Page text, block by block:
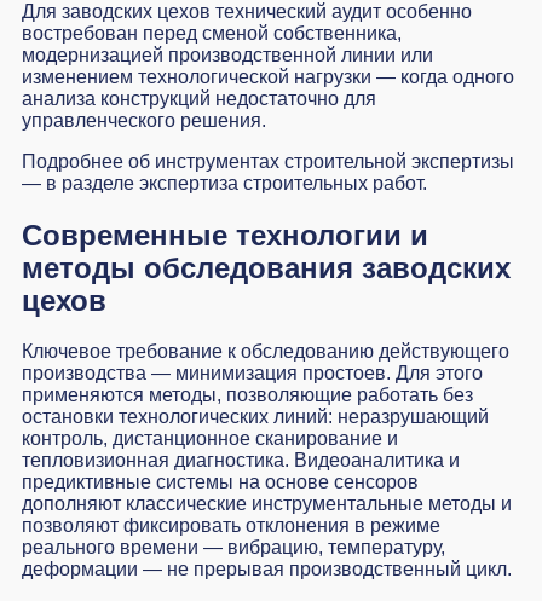
Для заводских цехов технический аудит особенно
востребован перед сменой собственника,
модернизацией производственной линии или
изменением технологической нагрузки — когда одного
анализа конструкций недостаточно для
управленческого решения.
Подробнее об инструментах строительной экспертизы
— в разделе экспертиза строительных работ.
Современные технологии и
методы обследования заводских
цехов
Ключевое требование к обследованию действующего
производства — минимизация простоев. Для этого
применяются методы, позволяющие работать без
остановки технологических линий: неразрушающий
контроль, дистанционное сканирование и
тепловизионная диагностика. Видеоаналитика и
предиктивные системы на основе сенсоров
дополняют классические инструментальные методы и
позволяют фиксировать отклонения в режиме
реального времени — вибрацию, температуру,
деформации — не прерывая производственный цикл.